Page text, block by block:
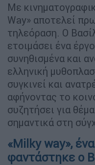
Με
Way» αποτελεί
τηλεόραση. Ο
ετοιμάσει ένα
συνηθισμένα και
ελληνική
συγκινεί και
αφήνοντας το
συζητήσει για
σημαντικά στη
«Milky way»,
φαντάστηκε ο